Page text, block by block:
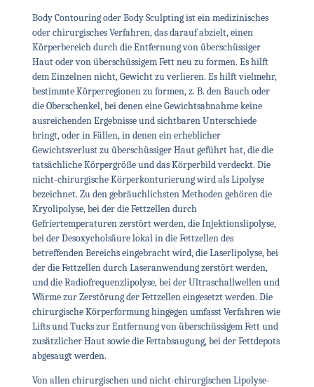
Body Contouring oder Body Sculpting ist ein medizinisches
oder chirurgisches Verfahren, das darauf abzielt, einen
Körperbereich durch die Entfernung von überschüssiger
Haut oder von überschüssigem Fett neu zu formen. Es hilft
dem Einzelnen nicht, Gewicht zu verlieren. Es hilft vielmehr,
bestimmte Körperregionen zu formen, z. B. den Bauch oder
die Oberschenkel, bei denen eine Gewichtsabnahme keine
ausreichenden Ergebnisse und sichtbaren Unterschiede
bringt, oder in Fällen, in denen ein erheblicher
Gewichtsverlust zu überschüssiger Haut geführt hat, die die
tatsächliche Körpergröße und das Körperbild verdeckt. Die
nicht-chirurgische Körperkonturierung wird als Lipolyse
bezeichnet. Zu den gebräuchlichsten Methoden gehören die
Kryolipolyse, bei der die Fettzellen durch
Gefriertemperaturen zerstört werden, die Injektionslipolyse,
bei der Desoxycholsäure lokal in die Fettzellen des
betreffenden Bereichs eingebracht wird, die Laserlipolyse, bei
der die Fettzellen durch Laseranwendung zerstört werden,
und die Radiofrequenzlipolyse, bei der Ultraschallwellen und
Wärme zur Zerstörung der Fettzellen eingesetzt werden. Die
chirurgische Körperformung hingegen umfasst Verfahren wie
Lifts und Tucks zur Entfernung von überschüssigem Fett und
zusätzlicher Haut sowie die Fettabsaugung, bei der Fettdepots
abgesaugt werden.
Von allen chirurgischen und nicht-chirurgischen Lipolyse-